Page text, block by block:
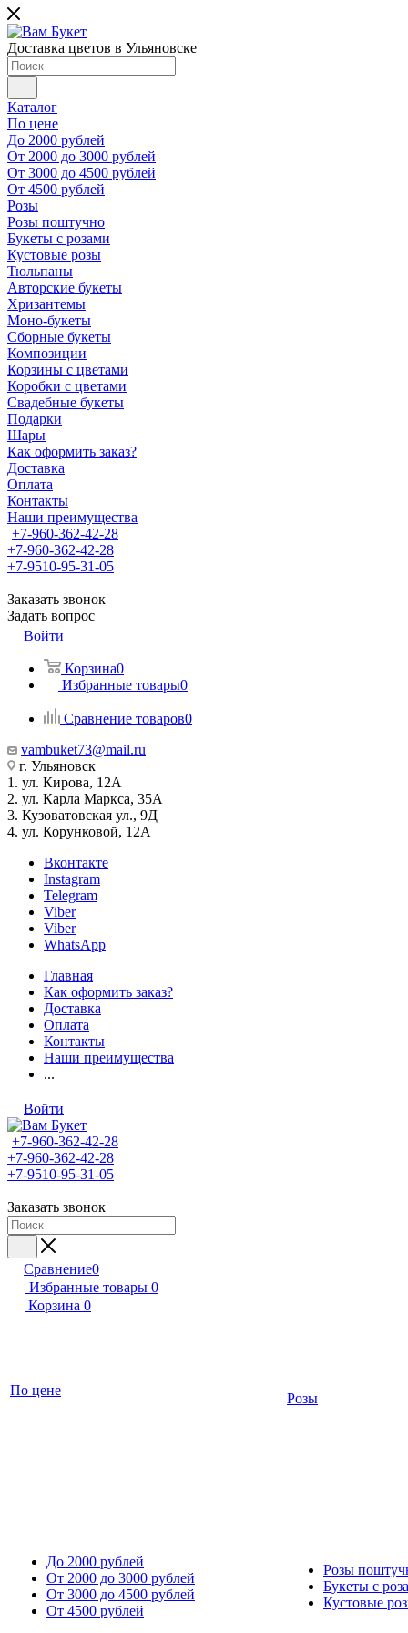
Доставка цветов в Ульяновске
Каталог
По цене
До 2000 рублей
От 2000 до 3000 рублей
От 3000 до 4500 рублей
От 4500 рублей
Розы
Розы поштучно
Букеты с розами
Кустовые розы
Тюльпаны
Авторские букеты
Хризантемы
Моно-букеты
Сборные букеты
Композиции
Корзины с цветами
Коробки с цветами
Свадебные букеты
Подарки
Шары
Как оформить заказ?
Доставка
Оплата
Контакты
Наши преимущества
+7-960-362-42-28
+7-960-362-42-28
+7-9510-95-31-05
Заказать звонок
Задать вопрос
Войти
Корзина0
Избранные товары0
Сравнение товаров0
vambuket73@mail.ru
г. Ульяновск
1. ул. Кирова, 12А
2. ул. Карла Маркса, 35А
3. Кузоватовская ул., 9Д
4. ул. Корунковой, 12А
Вконтакте
Instagram
Telegram
Viber
Viber
WhatsApp
Главная
Как оформить заказ?
Доставка
Оплата
Контакты
Наши преимущества
...
Войти
+7-960-362-42-28
+7-960-362-42-28
+7-9510-95-31-05
Заказать звонок
Сравнение0
Избранные товары 0
Корзина 0
По цене
До 2000 рублей
От 2000 до 3000 рублей
От 3000 до 4500 рублей
От 4500 рублей
Розы
Розы
Букеты с
Кустовые